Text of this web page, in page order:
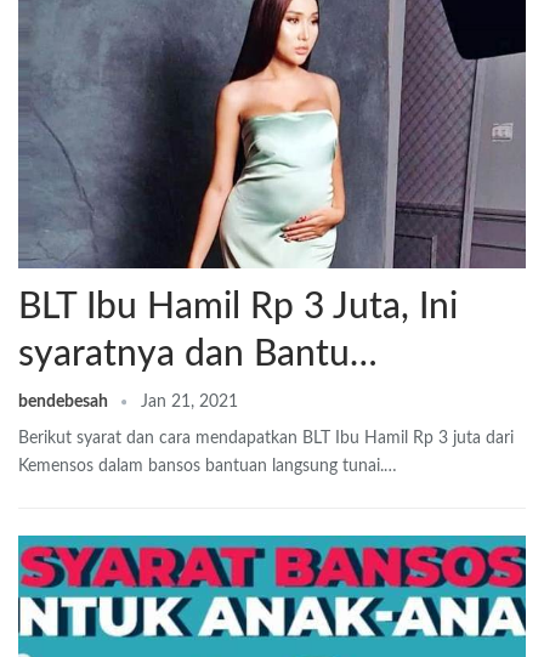
BLT Ibu Hamil Rp 3 Juta, Ini
syaratnya dan Bantu…
bendebesah Jan 21, 2021
Berikut syarat dan cara mendapatkan BLT Ibu Hamil Rp 3 juta dari
Kemensos dalam bansos bantuan langsung tunai.…